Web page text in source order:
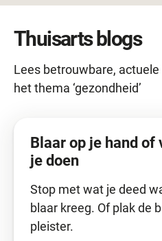
Thuisarts blogs
Lees betrouwbare,
het thema ‘gezondheid’
Blaar op je hand of
je doen
Stop met wat je deed
blaar kreeg. Of plak de
pleister.